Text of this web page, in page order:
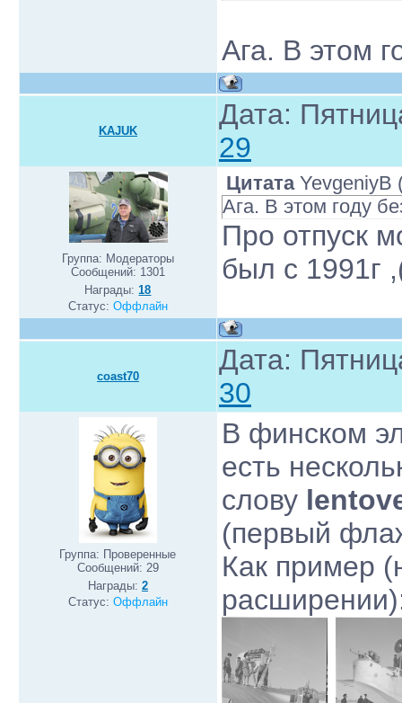
Ага. В этом
KAJUK
Дата:
29
Группа: Модераторы
Сообщений: 1301
Награды:18
Статус: Оффлайн
Цитата YevgeniyB
Ага. В этом году
Про отпуск
был с 1991г
coast70
Дата:
30
Группа: Проверенные
Сообщений: 29
Награды: 2
Статус: Оффлайн
В финском
есть
слову
(первый
Как пример